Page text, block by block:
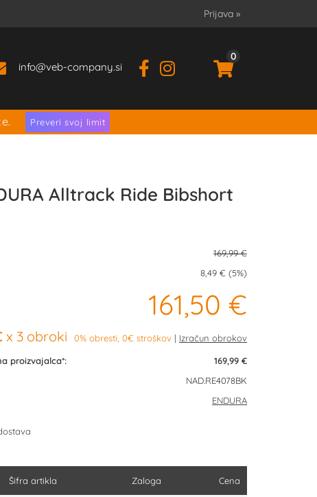
Prijava »
info veb-company.si
0
Preveri svoj limit
Alltrack Ride Bibshort
169,99 €
8,49 € (5%)
161,50 €
x 3 obroki 0% obresti, 0€ stroškov
proizvajalca*:
169,99 €
NAD.RE4078BK
ENDURA
Šifra artikla Zaloga Cena